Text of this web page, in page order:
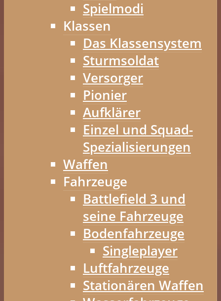
Spielmodi
Klassen
Das Klassensystem
Sturmsoldat
Versorger
Pionier
Aufklärer
Einzel und Squad-
Spezialisierungen
Waffen
Fahrzeuge
Battlefield 3 und
seine Fahrzeuge
Bodenfahrzeuge
Singleplayer
Luftfahrzeuge
Stationären Waffen